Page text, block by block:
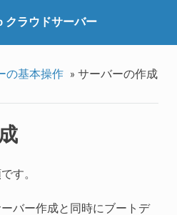
クラウドサーバー
の基本操作 » サーバーの作成
す。
バー作成と同時にブートデ